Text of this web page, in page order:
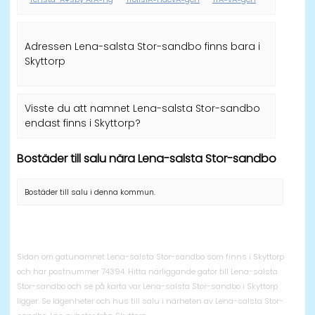
Adressen Lena-salsta Stor-sandbo finns bara i
Skyttorp
Visste du att namnet Lena-salsta Stor-sandbo
endast finns i Skyttorp?
Bostäder till salu nära Lena-salsta Stor-sandbo
Bostäder till salu i denna kommun.
Sidan om gatunamnet Lena-salsta Stor-sandbo som finns i Skyttorp
och har postnummer 74394. Hitta närliggande gator till Lena-salsta
Stor-sandbo och se på karta var Lena-salsta Stor-sandbo i Skyttorp
ligger. Se lägenheter och hus till salu i närheten av Lena-salsta Stor-